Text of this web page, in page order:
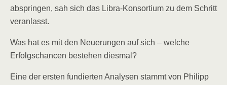
absprin­gen, sah sich das Libra-Kon­sor­ti­um zu dem Schritt
veranlasst.
Was hat es mit den Neue­run­gen auf sich – wel­che
Erfolgs­chan­cen bestehen diesmal?
Eine der ers­ten fun­dier­ten Ana­ly­sen stammt von Phil­ipp